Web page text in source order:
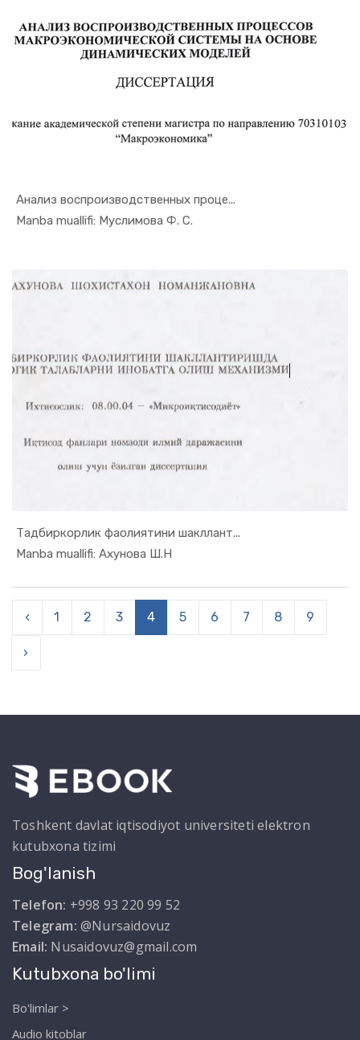
Анализ воспроизводственных проце...
Manba muallifi: Муслимова Ф. С.
In Monogra...
Тадбиркорлик фаолиятини шакллант...
Manba muallifi: Ахунова Ш.НIn Monogra...
‹ 1 2 3 4 5 6 7 8 9
›
Toshkent davlat iqtisodiyot universiteti elektron
kutubxona tizimi
Bog'lanish
Telefon: +998 93 220 99 52
Telegram: @Nursaidovuz
Email: Nusaidovuz@gmail.com
Kutubxona bo'limi
Bo'limlar >
Audio kitoblar